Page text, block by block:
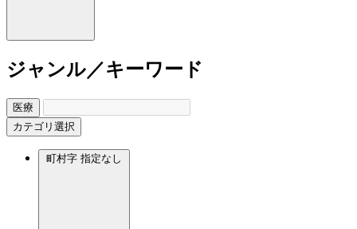
ジャンル／キーワード
医療
カテゴリ選択
町村字 指定なし